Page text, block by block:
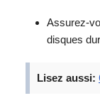
Assurez-
disques
Lisez aussi: